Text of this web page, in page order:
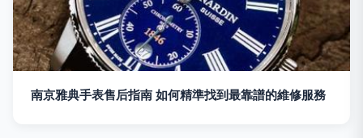
南京雅典手表售后指南 如何精準找到最靠譜的維修服務